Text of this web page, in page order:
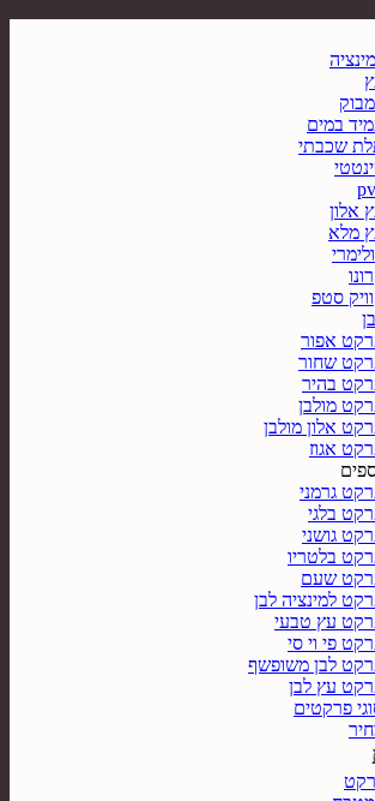
במים
שכבתי
אלון
מלא
סטפ
אפור
שחור
בהיר
מולבן
אלון מולבן
אגוז
גרמני
בלגי
גושני
בלטריו
שעם
למינציה לבן
עץ טבעי
פי וי סי
לבן משופשף
עץ לבן
פרקטים